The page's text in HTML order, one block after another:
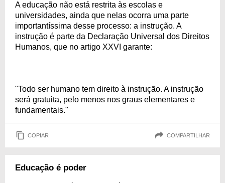
A educação não está restrita às escolas e
universidades, ainda que nelas ocorra uma parte
importantíssima desse processo: a instrução. A
instrução é parte da Declaração Universal dos Direitos
Humanos, que no artigo XXVI garante:
"Todo ser humano tem direito à instrução. A instrução
será gratuita, pelo menos nos graus elementares e
fundamentais."
COPIAR COMPARTILHAR
Educação é poder